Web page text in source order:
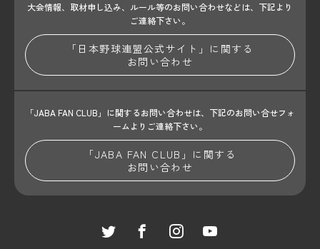
大会情報、取材申し込み、ルール等のお問い合わせなどは、下記より
ご連絡下さい。
「日本野球連盟公式サイト」に関する
お問い合わせ
「JABA FAN CLUB」に関するお問い合わせは、 下記のお問い合せフォ
ームよりご連絡下さい。
「JABA FAN CLUB」に関する
お問い合わせ